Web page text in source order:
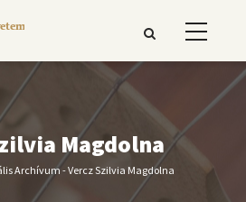
Magdolna
Archívum -Vercz Szilvia Magdolna